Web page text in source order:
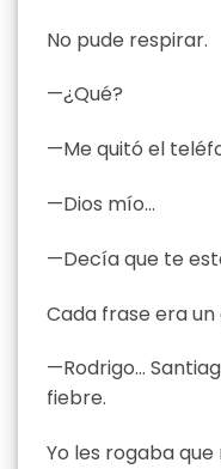
No pude respirar.
—¿Qué?
—Me quitó el
—Dios mío…
—Decía que te
Cada frase era un
—Rodrigo…
fiebre.
Yo les rogaba